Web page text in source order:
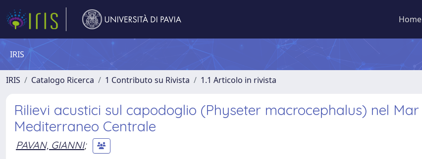
Home
IRIS
IRIS Catalogo Ricerca 1 Contributo su Rivista 1.1 Articolo in rivista
Rilievi acustici sul capodoglio (Physeter macrocephalus) nel Mar
Mediterraneo Centrale
PAVAN, GIANNI;